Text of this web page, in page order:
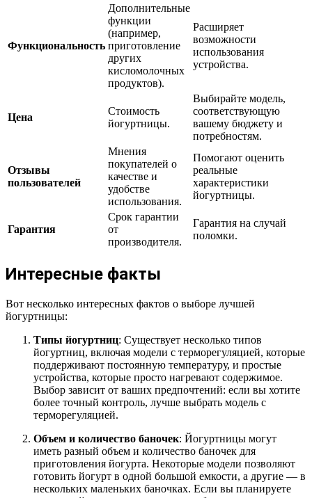
Функциональность
Дополнительные
функции
(например,
приготовление
других
кисломолочных
продуктов).
Расширяет
возможности
использования
устройства.
Цена
Стоимость
йогуртницы.
Выбирайте модель,
соответствующую
вашему бюджету и
потребностям.
Отзывы
пользователей
Мнения
покупателей о
качестве и
удобстве
использования.
Помогают оценить
реальные
характеристики
йогуртницы.
Гарантия
Срок гарантии
от
производителя.
Гарантия на случай
поломки.
Интересные факты
Вот несколько интересных фактов о выборе лучшей
йогуртницы:
Типы йогуртниц: Существует несколько типов
йогуртниц, включая модели с терморегуляцией, которые
поддерживают постоянную температуру, и простые
устройства, которые просто нагревают содержимое.
Выбор зависит от ваших предпочтений: если вы хотите
более точный контроль, лучше выбрать модель с
терморегуляцией.
Объем и количество баночек: Йогуртницы могут
иметь разный объем и количество баночек для
приготовления йогурта. Некоторые модели позволяют
готовить йогурт в одной большой емкости, а другие — в
нескольких маленьких баночках. Если вы планируете